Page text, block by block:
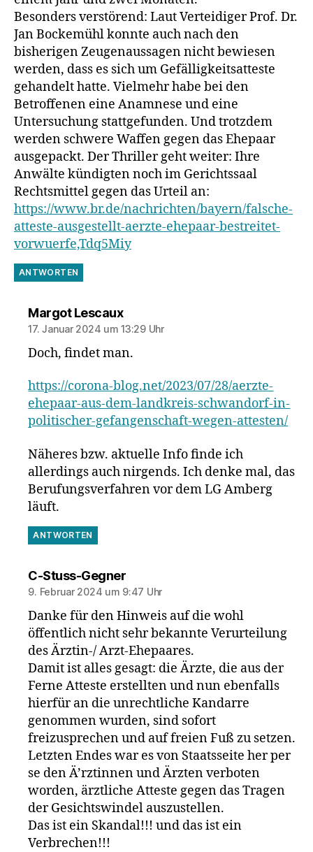
Besonders verstörend: Laut Verteidiger Prof. Dr.
Jan Bockemühl konnte auch nach den
bisherigen Zeugenaussagen nicht bewiesen
werden, dass es sich um Gefälligkeitsatteste
gehandelt hatte. Vielmehr habe bei den
Betroffenen eine Anamnese und eine
Untersuchung stattgefunden. Und trotzdem
werden schwere Waffen gegen das Ehepaar
ausgepackt. Der Thriller geht weiter: Ihre
Anwälte kündigten noch im Gerichtssaal
Rechtsmittel gegen das Urteil an:
https://www.br.de/nachrichten/bayern/falsche-
atteste-ausgestellt-aerzte-ehepaar-bestreitet-
vorwuerfe,Tdq5Miy
ANTWORTEN
Margot Lescauxsagt:
17. Januar 2024 um 13:29 Uhr
Doch, findet man.
https://corona-blog.net/2023/07/28/aerzte-
ehepaar-aus-dem-landkreis-schwandorf-in-
politischer-gefangenschaft-wegen-attesten/
Näheres bzw. aktuelle Info finde ich
allerdings auch nirgends. Ich denke mal, das
Berufungsverfahren vor dem LG Amberg
läuft.
ANTWORTEN
C-Stuss-Gegnersagt:
9. Februar 2024 um 9:47 Uhr
Danke für den Hinweis auf die wohl
öffentlich nicht sehr bekannte Verurteilung
des Ärztin-/ Arzt-Ehepaares.
Damit ist alles gesagt: die Ärzte, die aus der
Ferne Atteste erstellten und nun ebenfalls
hierfür an die unrechtliche Kandarre
genommen wurden, sind sofort
freizusprechen und auf freien Fuß zu setzen.
Letzten Endes war es von Staatsseite her per
se den Ä’rztinnen und Ärzten verboten
worden, ärztliche Atteste gegen das Tragen
der Gesichtswindel auszustellen.
Das ist ein Skandal!!! und das ist ein
Verbrechen!!!